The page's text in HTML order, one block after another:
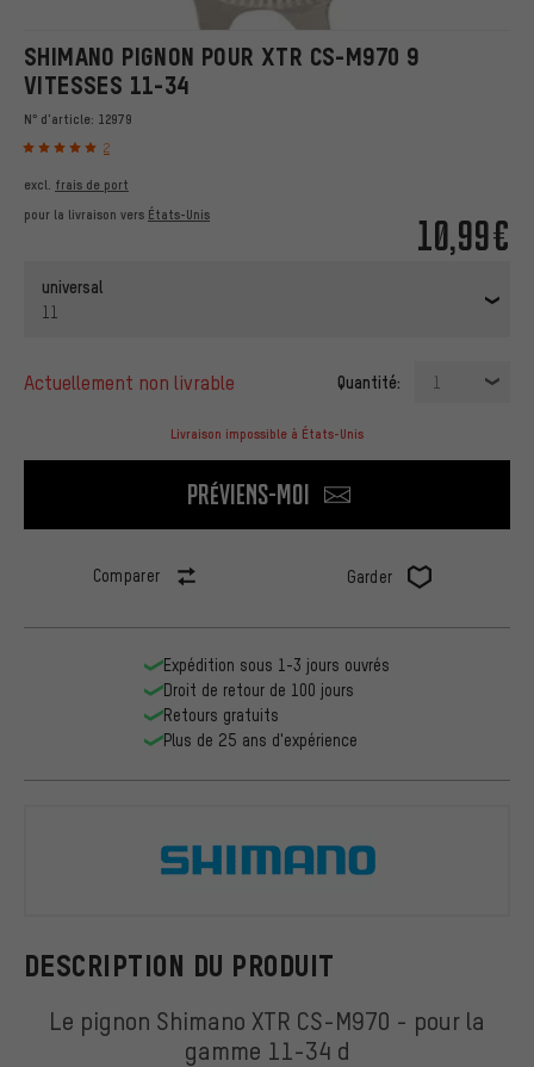
SHIMANO PIGNON POUR XTR CS-M970 9
VITESSES 11-34
N° d'article: 12979
2
10,99€
excl. frais de port
pour la livraison vers États-Unis
universal
11
actuellement non livrable Quantité: 1
Livraison impossible à États-Unis
Préviens-moi
Comparer Garder
DESCRIPTION DU PRODUIT
Le pignon Shimano XTR CS-M970 - pour la
gamme 11-34 d
Expédition sous 1-3 jours ouvrés
Droit de retour de 100 jours
Retours gratuits
Plus de 25 ans d'expérience
Shimano